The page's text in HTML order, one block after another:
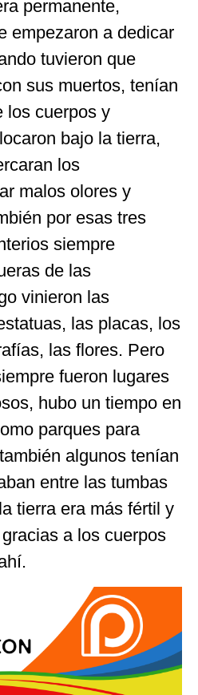
permanente,
empezaron a dedicar
tuvieron que
sus muertos, tenían
los cuerpos y
bajo la tierra,
los
malos olores y
por esas tres
siempre
de las
vinieron las
las placas, los
las flores. Pero
fueron lugares
hubo un tiempo en
parques para
algunos tenían
entre las tumbas
tierra era más fértil y
a los cuerpos